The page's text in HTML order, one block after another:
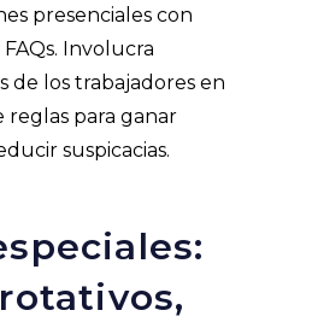
presenciales con
Involucra
de los trabajadores en
reglas para ganar
suspicacias.